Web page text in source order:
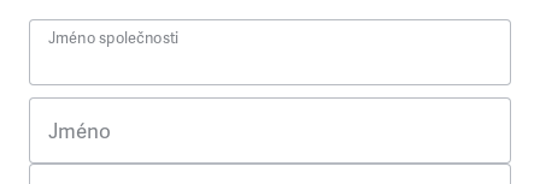
Jméno společnosti
Jméno